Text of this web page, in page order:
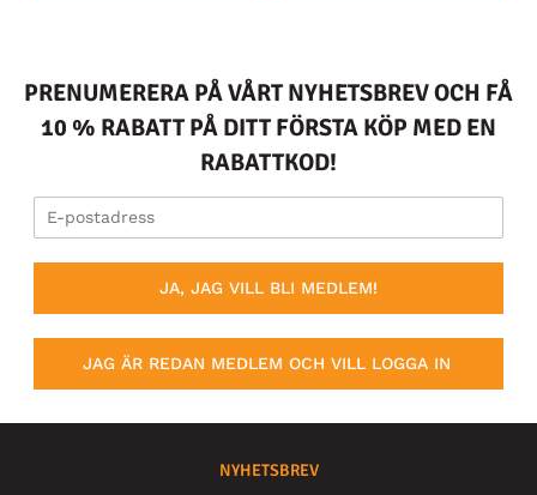
PRENUMERERA PÅ VÅRT NYHETSBREV OCH FÅ
10 % RABATT PÅ DITT FÖRSTA KÖP MED EN
RABATTKOD!
JA, JAG VILL BLI MEDLEM!
JAG ÄR REDAN MEDLEM OCH VILL LOGGA IN
NYHETSBREV